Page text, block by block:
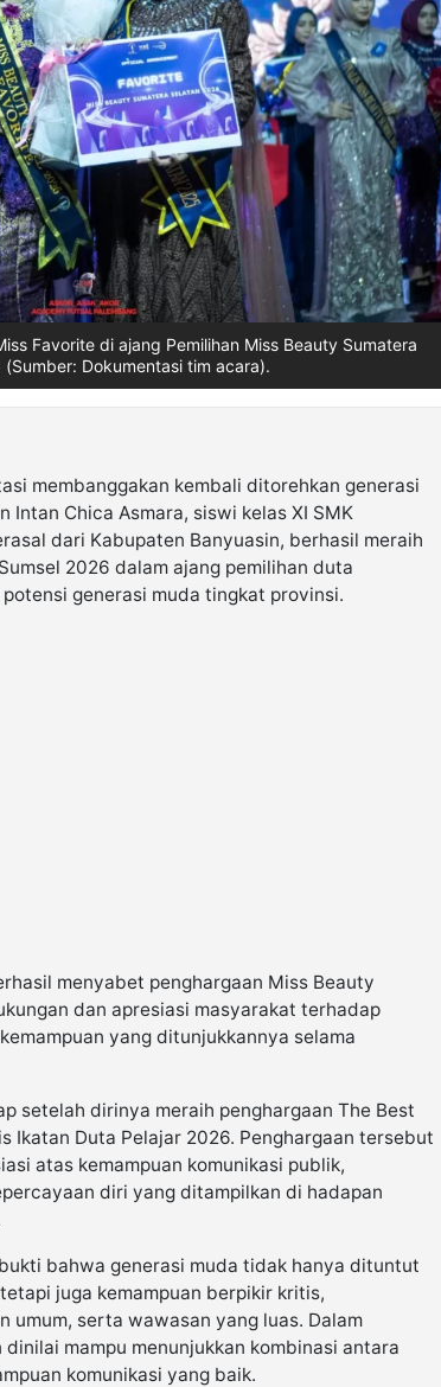
Favorite di ajang Pemilihan Miss Beauty Sumatera
(Sumber: Dokumentasi tim acara).
membanggakan kembali ditorehkan generasi
Intan Chica Asmara, siswi kelas XI SMK
dari Kabupaten Banyuasin, berhasil meraih
2026 dalam ajang pemilihan duta
generasi muda tingkat provinsi.
menyabet penghargaan Miss Beauty
dan apresiasi masyarakat terhadap
yang ditunjukkannya selama
setelah dirinya meraih penghargaan The Best
Ikatan Duta Pelajar 2026. Penghargaan tersebut
atas kemampuan komunikasi publik,
diri yang ditampilkan di hadapan
bahwa generasi muda tidak hanya dituntut
juga kemampuan berpikir kritis,
umum, serta wawasan yang luas. Dalam
mampu menunjukkan kombinasi antara
komunikasi yang baik.